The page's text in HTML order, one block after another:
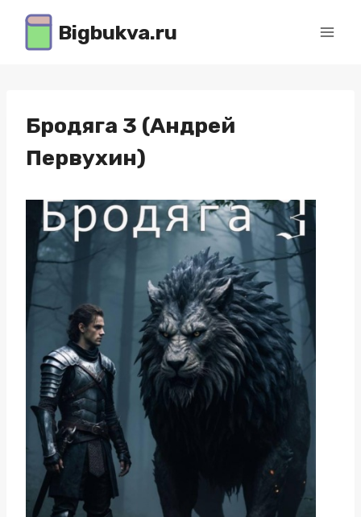
Перейти
содержимому
Bigbukva.ru
Бродяга 3 (Андрей
Первухин)